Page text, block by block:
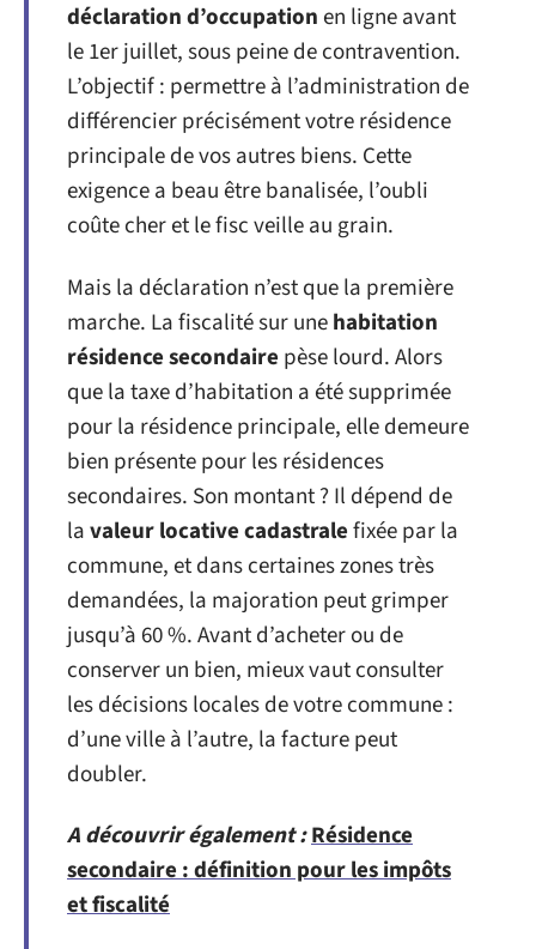
déclaration d’occupationen ligne avant
le 1er juillet, sous peine de contravention.
L’objectif : permettre à l’administration de
différencier précisément votre résidence
principale de vos autres biens. Cette
exigence a beau être banalisée, l’oubli
coûte cher et le fisc veille au grain.
Mais la déclaration n’est que la première
marche. La fiscalité sur unehabitation
résidence secondaire pèse lourd. Alors
que la taxe d’habitation a été supprimée
pour la résidence principale, elle demeure
bien présente pour les résidences
secondaires. Son montant ? Il dépend de
lavaleur locative cadastralefixée par la
commune, et dans certaines zones très
demandées, la majoration peut grimper
jusqu’à 60 %. Avant d’acheter ou de
conserver un bien, mieux vaut consulter
les décisions locales de votre commune :
d’une ville à l’autre, la facture peut
doubler.
A découvrir également :Résidence
secondaire : définition pour les impôts
et fiscalité